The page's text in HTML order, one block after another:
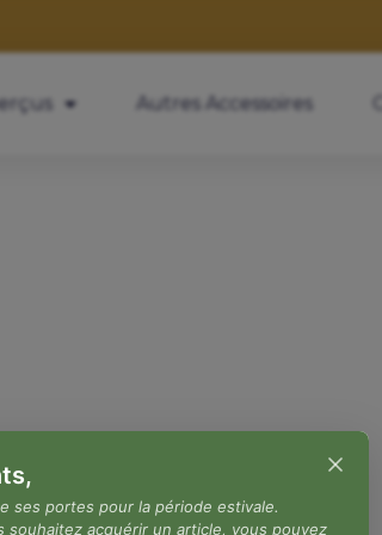
Autres Accessoires
ses portes pour la période estivale.
souhaitez acquérir un article, vous pouvez